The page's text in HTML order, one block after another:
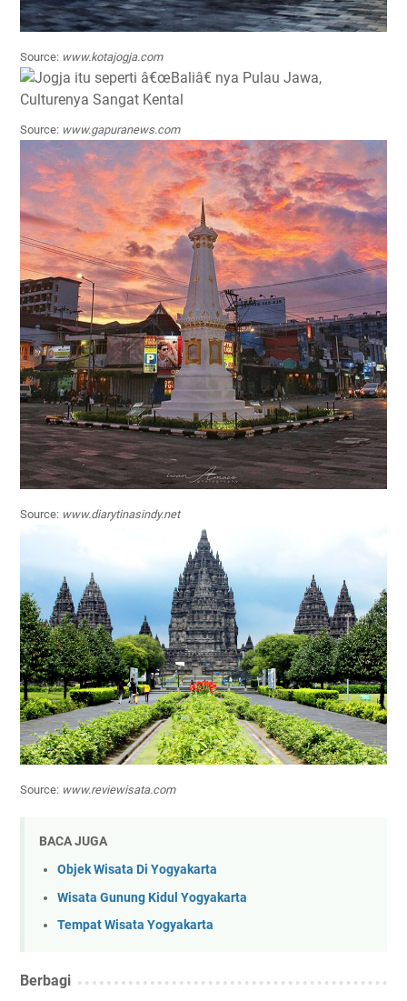
Source: www.kotajogja.com
Source: www.gapuranews.com
Source: www.diarytinasindy.net
Source: www.reviewisata.com
BACA JUGA
Objek Wisata Di Yogyakarta
Wisata Gunung Kidul Yogyakarta
Tempat Wisata Yogyakarta
Berbagi